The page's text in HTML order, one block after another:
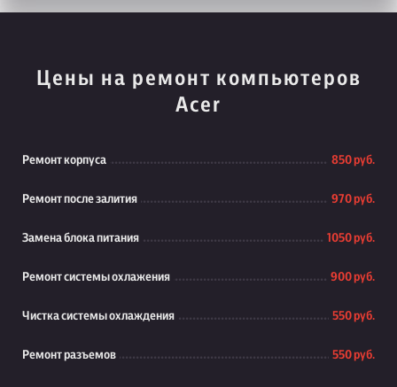
Цены на ремонт компьютеров
Acer
Ремонт корпуса 850 руб.
Ремонт после залития 970 руб.
Замена блока питания 1050 руб.
Ремонт системы охлажения 900 руб.
Чистка системы охлаждения 550 руб.
Ремонт разъемов 550 руб.